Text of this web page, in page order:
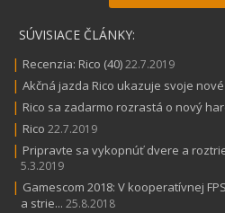
SÚVISIACE ČLÁNKY:
| Recenzia: Rico (40)22.7.2019
| Akčná jazda Rico ukazuje svoje nové
| Rico sa zadarmo rozrastá o nový
| Rico 22.7.2019
| Pripravte sa vykopnúť dvere a
5.3.2019
| Gamescom 2018: V kooperatívnej
a strie... 25.8.2018